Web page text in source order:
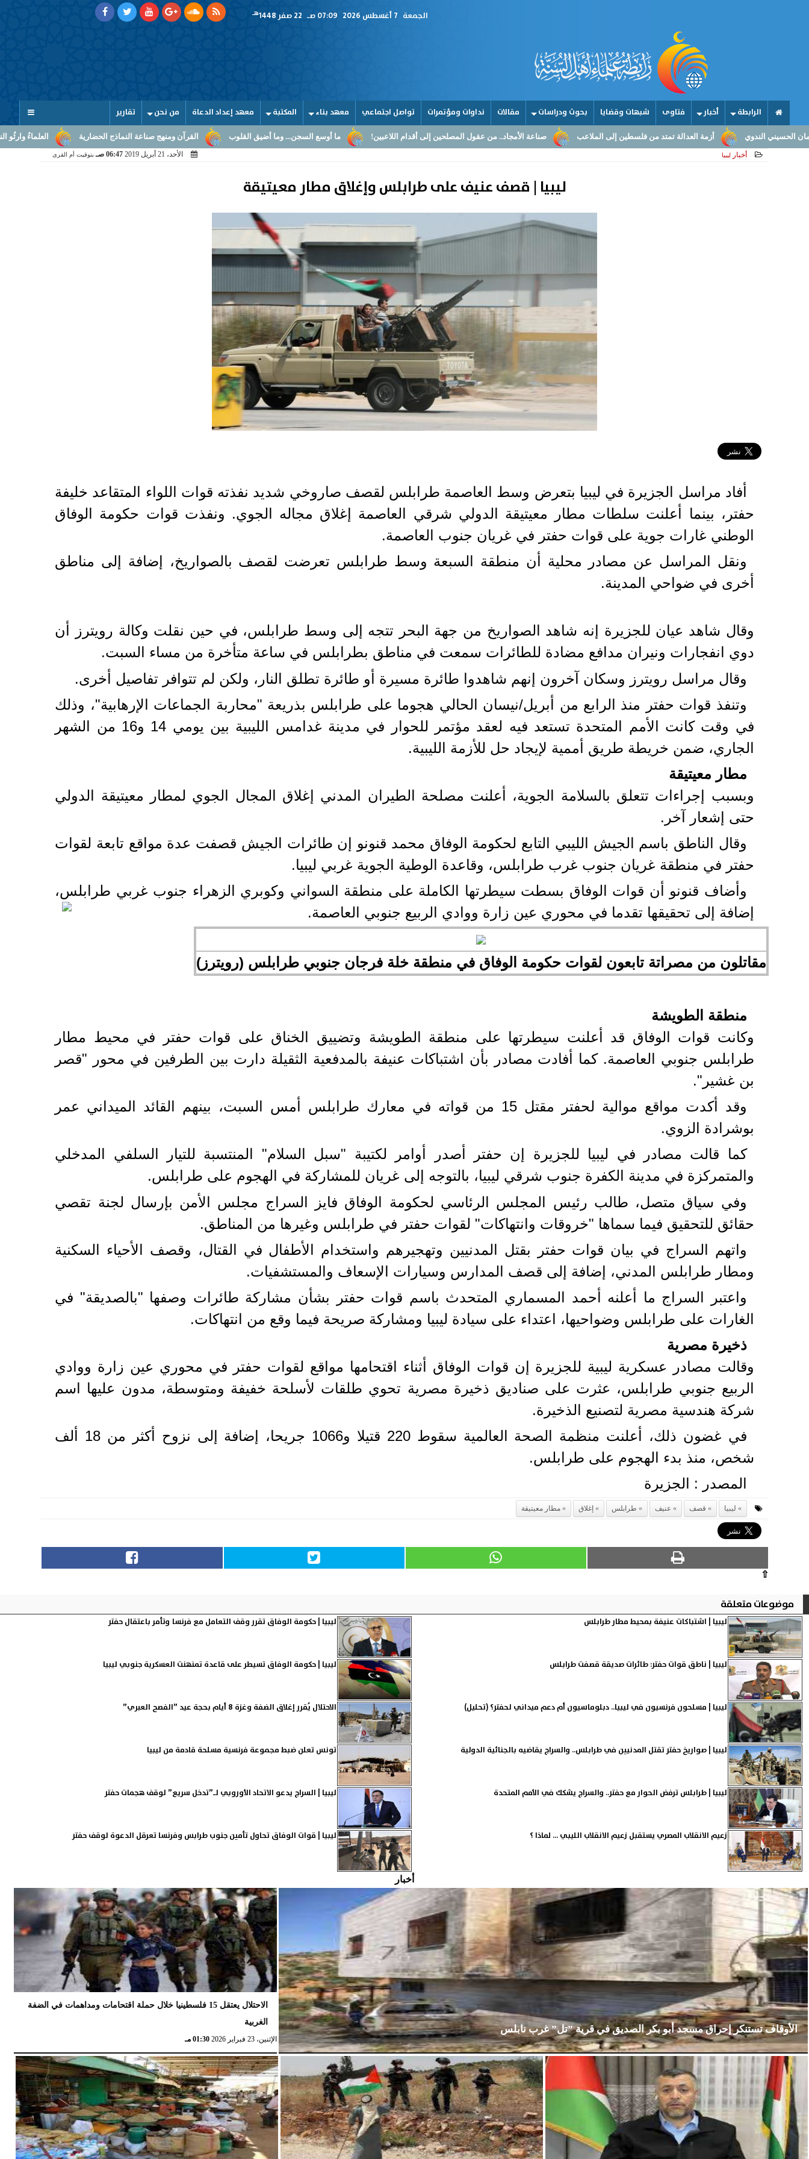
الجمعة 07:09 صـ هـ
الرابطة أخبار فتاوى شبهات وقضايا بحوث ودراسات مقالات نداوات ومؤتمرات تواصل اجتماعي معهد بناء المكتبة معهد إعداد الدعاة من نحن تقارير
العلماءُ وارثُو النبوّة: من بلاغ القرآن ومنهج صناعة النماذج الحضارية ما أوسع السجن... وما أضيق القلوب صناعة الأمجاد.. من عقول المصلحين إلى أقدام اللاعبين! أزمة العدالة تمتد من فلسطين إلى الملاعب
أخبار ليبيا الأحد، 21 أبريل 2019 06:47 صـ بتوقيت أم القرى
ليبيا | قصف عنيف على طرابلس وإغلاق مطار معيتيقة
أفاد مراسل الجزيرة في ليبيا بتعرض وسط العاصمة طرابلس لقصف صاروخي شديد نفذته قوات اللواء المتقاعد خليفة
حفتر، بينما أعلنت سلطات مطار معيتيقة الدولي شرقي العاصمة إغلاق مجاله الجوي. ونفذت قوات حكومة الوفاق
الوطني غارات جوية على قوات حفتر في غريان جنوب العاصمة.
ونقل المراسل عن مصادر محلية أن منطقة السبعة وسط طرابلس تعرضت لقصف بالصواريخ، إضافة إلى مناطق
أخرى في ضواحي المدينة.
وقال شاهد عيان للجزيرة إنه شاهد الصواريخ من جهة البحر تتجه إلى وسط طرابلس، في حين نقلت وكالة رويترز أن
دوي انفجارات ونيران مدافع مضادة للطائرات سمعت في مناطق بطرابلس في ساعة متأخرة من مساء السبت.
وقال مراسل رويترز وسكان آخرون إنهم شاهدوا طائرة مسيرة أو طائرة تطلق النار، ولكن لم تتوافر تفاصيل أخرى.
وتنفذ قوات حفتر منذ الرابع من أبريل/نيسان الحالي هجوما على طرابلس بذريعة "محاربة الجماعات الإرهابية"، وذلك
في وقت كانت الأمم المتحدة تستعد فيه لعقد مؤتمر للحوار في مدينة غدامس الليبية بين يومي 14 و16 من الشهر
الجاري، ضمن خريطة طريق أممية لإيجاد حل للأزمة الليبية.
مطار معيتيقة
وبسبب إجراءات تتعلق بالسلامة الجوية، أعلنت مصلحة الطيران المدني إغلاق المجال الجوي لمطار معيتيقة الدولي
حتى إشعار آخر.
وقال الناطق باسم الجيش الليبي التابع لحكومة الوفاق محمد قنونو إن طائرات الجيش قصفت عدة مواقع تابعة لقوات
حفتر في منطقة غريان جنوب غرب طرابلس، وقاعدة الوطية الجوية غربي ليبيا.
وأضاف قنونو أن قوات الوفاق بسطت سيطرتها الكاملة على منطقة السواني وكوبري الزهراء جنوب غربي طرابلس،
إضافة إلى تحقيقها تقدما في محوري عين زارة ووادي الربيع جنوبي العاصمة.
مقاتلون من مصراتة تابعون لقوات حكومة الوفاق في منطقة خلة فرجان جنوبي طرابلس (رويترز)
منطقة الطويشة
وكانت قوات الوفاق قد أعلنت سيطرتها على منطقة الطويشة وتضييق الخناق على قوات حفتر في محيط مطار
طرابلس جنوبي العاصمة. كما أفادت مصادر بأن اشتباكات عنيفة بالمدفعية الثقيلة دارت بين الطرفين في محور "قصر
بن غشير".
وقد أكدت مواقع موالية لحفتر مقتل 15 من قواته في معارك طرابلس أمس السبت، بينهم القائد الميداني عمر
بوشرادة الزوي.
كما قالت مصادر في ليبيا للجزيرة إن حفتر أصدر أوامر لكتيبة "سبل السلام" المنتسبة للتيار السلفي المدخلي
والمتمركزة في مدينة الكفرة جنوب شرقي ليبيا، بالتوجه إلى غريان للمشاركة في الهجوم على طرابلس.
وفي سياق متصل، طالب رئيس المجلس الرئاسي لحكومة الوفاق فايز السراج مجلس الأمن بإرسال لجنة تقصي
حقائق للتحقيق فيما سماها "خروقات وانتهاكات" لقوات حفتر في طرابلس وغيرها من المناطق.
واتهم السراج في بيان قوات حفتر بقتل المدنيين وتهجيرهم واستخدام الأطفال في القتال، وقصف الأحياء السكنية
ومطار طرابلس المدني، إضافة إلى قصف المدارس وسيارات الإسعاف والمستشفيات.
واعتبر السراج ما أعلنه أحمد المسماري المتحدث باسم قوات حفتر بشأن مشاركة طائرات وصفها "بالصديقة" في
الغارات على طرابلس وضواحيها، اعتداء على سيادة ليبيا ومشاركة صريحة فيما وقع من انتهاكات.
ذخيرة مصرية
وقالت مصادر عسكرية ليبية للجزيرة إن قوات الوفاق أثناء اقتحامها مواقع لقوات حفتر في محوري عين زارة ووادي
الربيع جنوبي طرابلس، عثرت على صناديق ذخيرة مصرية تحوي طلقات لأسلحة خفيفة ومتوسطة، مدون عليها اسم
شركة هندسية مصرية لتصنيع الذخيرة.
في غضون ذلك، أعلنت منظمة الصحة العالمية سقوط 220 قتيلا و1066 جريحا، إضافة إلى نزوح أكثر من 18 ألف
شخص، منذ بدء الهجوم على طرابلس.
المصدر : الجزيرة
ليبيا قصف عنيف طرابلس إغلاق مطار معيتيقة
⇧
موضوعات متعلقة
ليبيا | اشتباكات عنيفة بمحيط مطار طرابلس ليبيا | حكومة الوفاق تقرر وقف التعامل مع فرنسا وتأمر باعتقال حفتر
ليبيا | ناطق قوات حفتر: طائرات صديقة قصفت طرابلس ليبيا | حكومة الوفاق تسيطر على قاعدة تمنهنت العسكرية جنوبي ليبيا
ليبيا | مسلحون فرنسيون في ليبيا.. دبلوماسيون أم دعم ميداني لحفتر؟ (تحليل) الاحتلال يُقرر إغلاق الضفة وغزة 8 أيام بحجة عيد ”الفصح العبري”
ليبيا | صواريخ حفتر تقتل المدنيين في طرابلس.. والسراج يقاضيه بالجنائية الدولية تونس تعلن ضبط مجموعة فرنسية مسلحة قادمة من ليبيا
ليبيا | طرابلس ترفض الحوار مع حفتر.. والسراج يشكك في الأمم المتحدة ليبيا | السراج يدعو الاتحاد الأوروبي لـ”تدخل سريع” لوقف هجمات حفتر
زعيم الانقلاب المصري يستقبل زعيم الانقلاب الليبي ... لماذا ؟ ليبيا | قوات الوفاق تحاول تأمين جنوب طرابس وفرنسا تعرقل الدعوة لوقف حفتر
أخبار
الأوقاف تستنكر إحراق مسجد أبو بكر الصديق في قرية ”تل” غرب نابلس
الإثنين، 23 فبراير 2026 02:15 مـ
الاحتلال يعتقل 15 فلسطينيا خلال حملة اقتحامات ومداهمات في الضفة
الغربية
الإثنين، 23 فبراير 2026 01:30 مـ